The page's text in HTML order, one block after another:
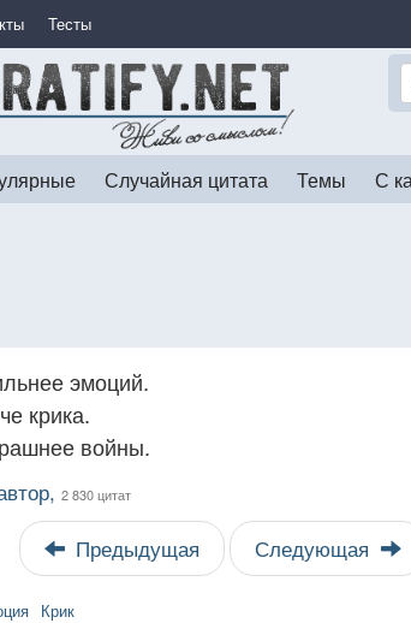
Тесты
Случайная цитата Темы С
эмоций.
крика.
войны.
2 830 цитат
Предыдущая Следующая
Крик